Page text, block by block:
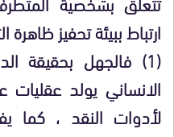
ارتباط ببيئة تحفيز
(1) فالجهل بحقيقة
الانساني يولد
لأدوات النقد ، كما